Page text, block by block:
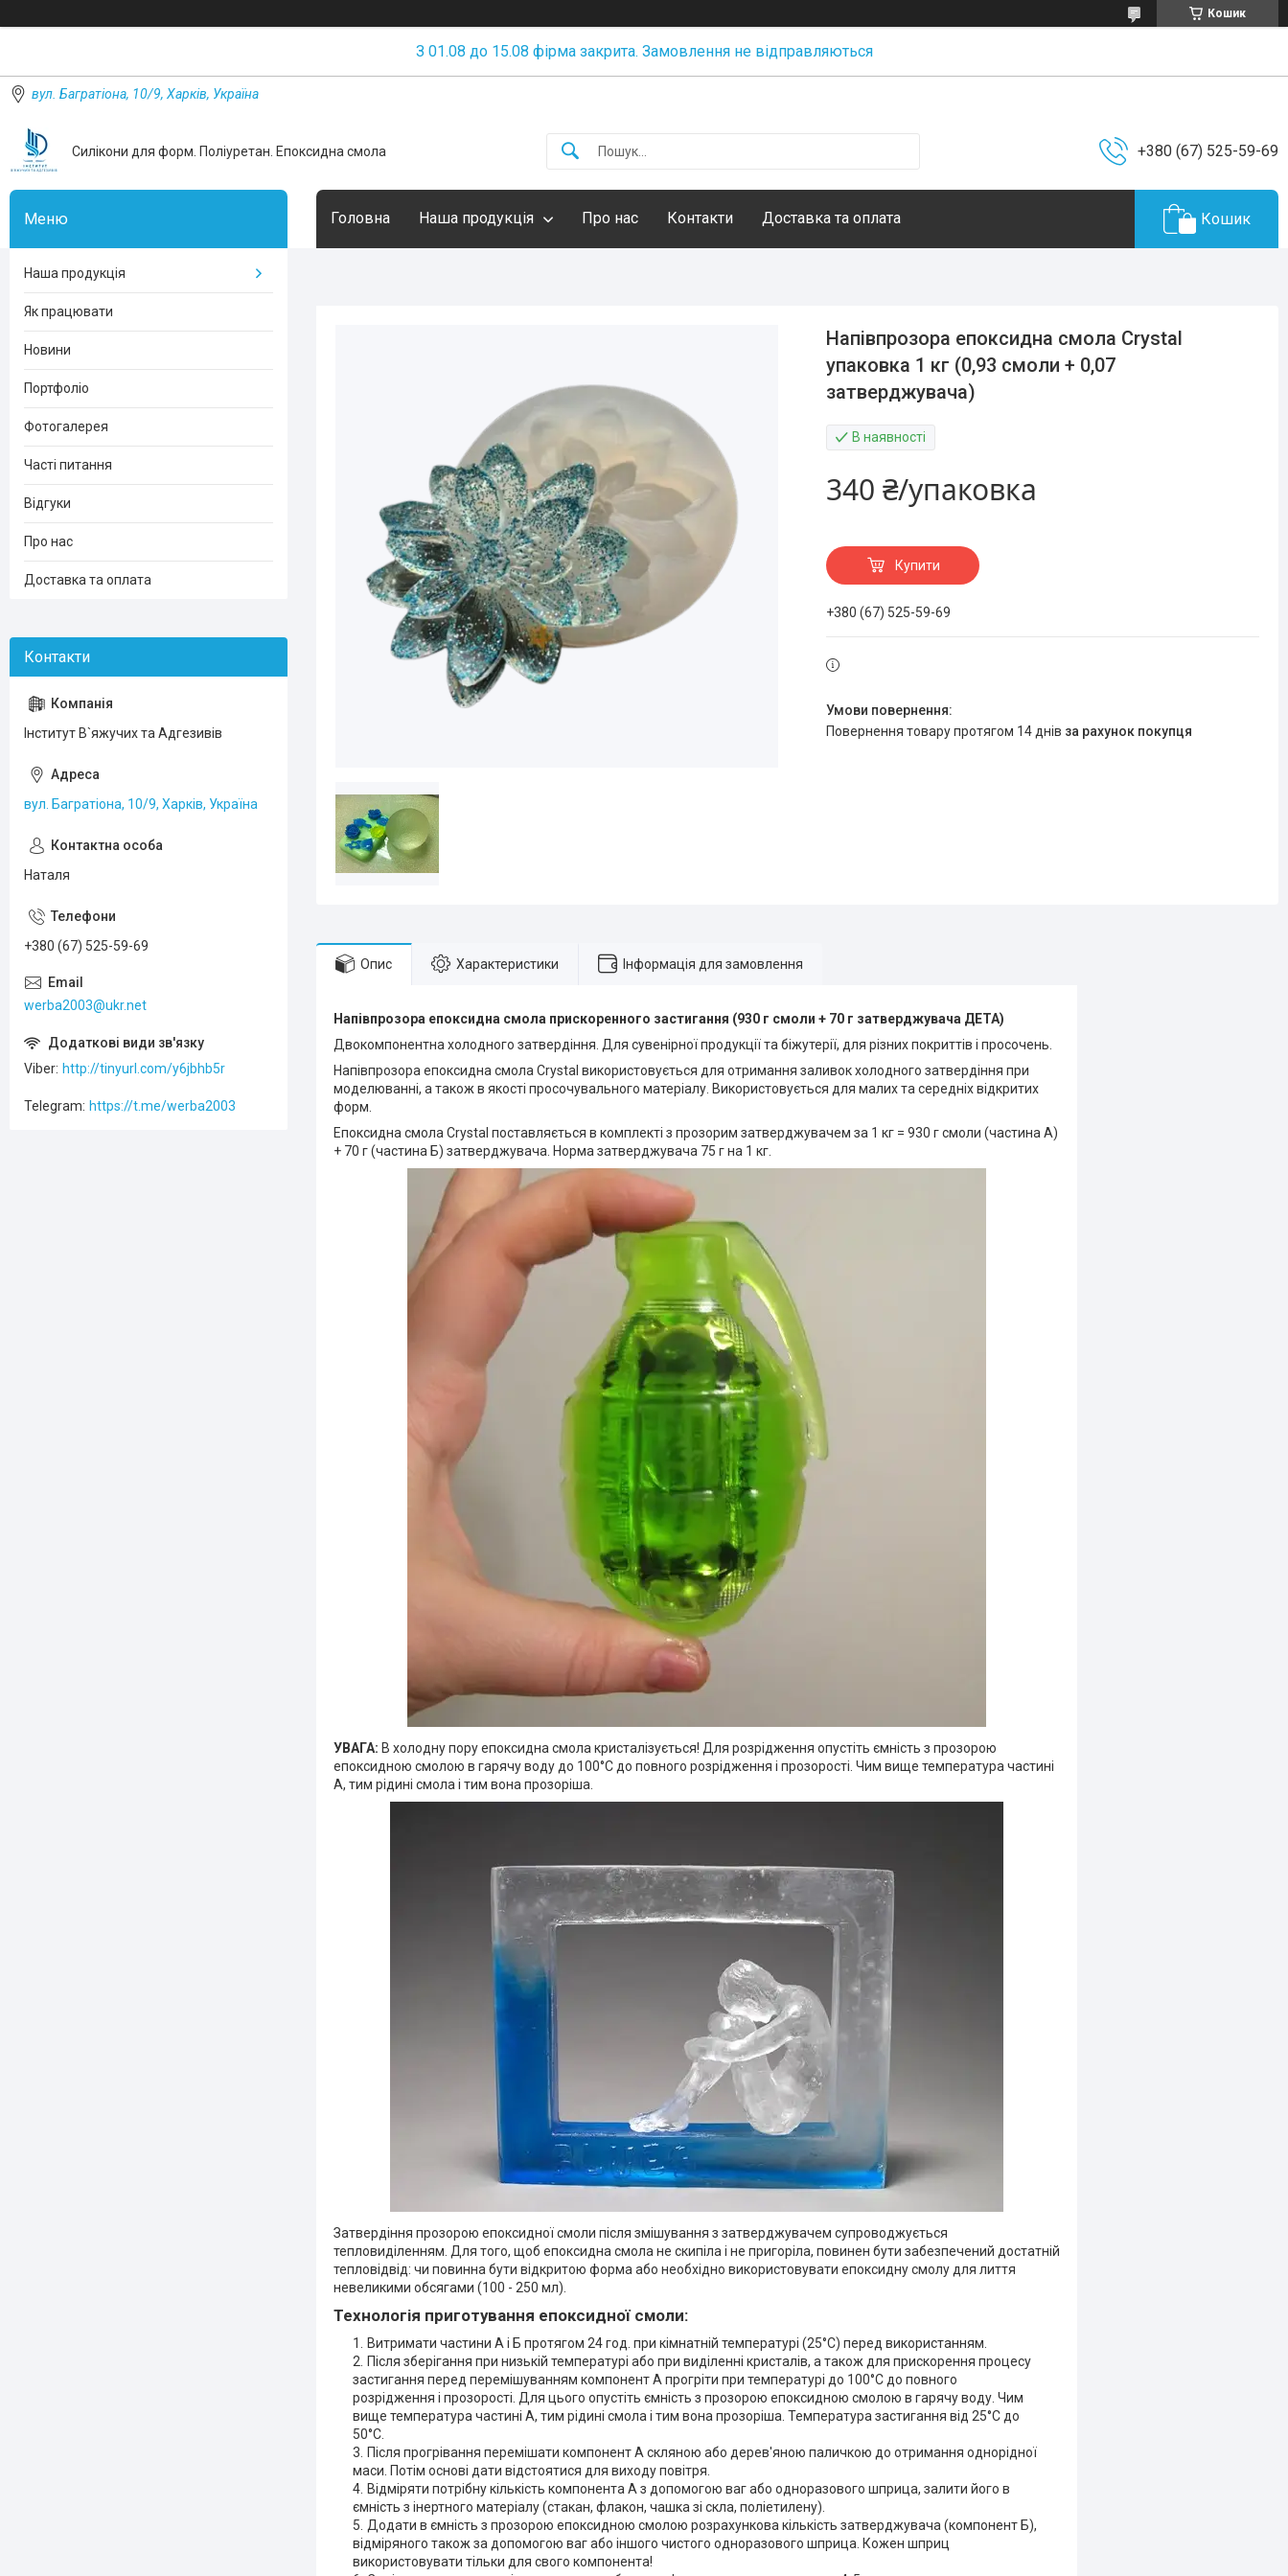
Кошик
З 01.08 до 15.08 фірма закрита. Замовлення не відправляються
вул. Багратіона, 10/9, Харків, Україна
Силікони для форм. Поліуретан. Епоксидна смола +380 (67) 525-59-69
Головна Наша продукція Про нас Контакти Доставка та оплата Кошик
Напівпрозора епоксидна смола Crystal
упаковка 1 кг (0,93 смоли + 0,07
затверджувача)
В наявності
340 ₴/упаковка
Купити
+380 (67) 525-59-69
повернення товару протягом 14 днів за рахунок покупця
Опис Характеристики Інформація для замовлення
Напівпрозора епоксидна смола прискоренного застигання (930 г смоли + 70 г затверджувача ДЕТА)
Двокомпонентна холодного затвердіння. Для сувенірної продукції та біжутерії, для різних покриттів і просочень.
Напівпрозора епоксидна смола Crystal використовується для отримання заливок холодного затвердіння при
моделюванні, а також в якості просочувального матеріалу. Використовується для малих та середніх відкритих
форм.
Епоксидна смола Crystal поставляється в комплекті з прозорим затверджувачем за 1 кг = 930 г смоли (частина А)
+ 70 г (частина Б) затверджувача. Норма затверджувача 75 г на 1 кг.
УВАГА: В холодну пору епоксидна смола кристалізується! Для розрідження опустіть ємність з прозорою
епоксидною смолою в гарячу воду до 100°С до повного розрідження і прозорості. Чим вище температура частині
А, тим рідині смола і тим вона прозоріша.
Затвердіння прозорою епоксидної смоли після змішування з затверджувачем супроводжується
тепловиділенням. Для того, щоб епоксидна смола не скипіла і не пригоріла, повинен бути забезпечений достатній
тепловідвід: чи повинна бути відкритою форма або необхідно використовувати епоксидну смолу для лиття
невеликими обсягами (100 - 250 мл).
Технологія приготування епоксидної смоли:
Витримати частини А і Б протягом 24 год. при кімнатній температурі (25°С) перед використанням.
Після зберігання при низькій температурі або при виділенні кристалів, а також для прискорення процесу
застигання перед перемішуванням компонент А прогріти при температурі до 100°С до повного
розрідження і прозорості. Для цього опустіть ємність з прозорою епоксидною смолою в гарячу воду. Чим
вище температура частині А, тим рідині смола і тим вона прозоріша. Температура застигання від 25°С до
50°С.
Після прогрівання перемішати компонент А скляною або дерев'яною паличкою до отримання однорідної
маси. Потім основі дати відстоятися для виходу повітря.
Відміряти потрібну кількість компонента А з допомогою ваг або одноразового шприца, залити його в
ємність з інертного матеріалу (стакан, флакон, чашка зі скла, поліетилену).
Додати в ємність з прозорою епоксидною смолою розрахункова кількість затверджувача (компонент Б),
відміряного також за допомогою ваг або іншого чистого одноразового шприца. Кожен шприц
використовувати тільки для свого компонента!
Наша продукція
Як працювати
Новини
Портфоліо
Фотогалерея
Часті питання
Відгуки
Про нас
Доставка та оплата
Інститут В`яжучих та Адгезивів
вул. Багратіона, 10/9, Харків, Україна
Наталя
+380 (67) 525-59-69
werba2003@ukr.net
Viber http://tinyurl.com/y6jbhb5r
Telegram https://t.me/werba2003